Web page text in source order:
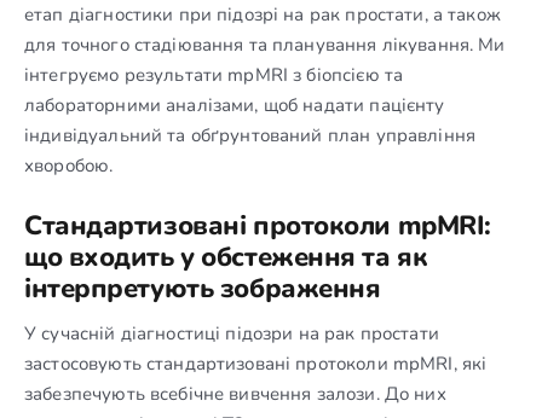
етап діагностики при підозрі на рак простати, а також
для точного стадіювання та планування лікування. Ми
інтегруємо результати mpMRI з біопсією та
лабораторними аналізами, щоб надати пацієнту
індивідуальний та обґрунтований план управління
хворобою.
Стандартизовані протоколи mpMRI:
що входить у обстеження та як
інтерпретують зображення
У сучасній діагностиці підозри на рак простати
застосовують стандартизовані протоколи mpMRI, які
забезпечують всебічне вивчення залози. До них